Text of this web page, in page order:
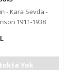
- Kara Sevda -
1911-1938
Yok